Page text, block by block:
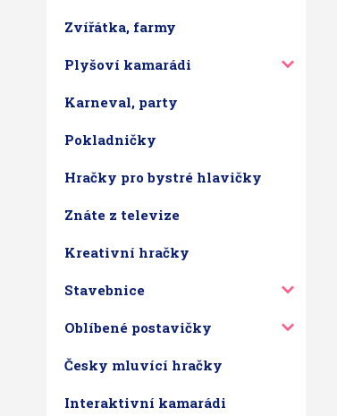
Zvířátka, farmy
Plyšoví kamarádi
Karneval, party
Pokladničky
Hračky pro bystré hlavičky
Znáte z televize
Kreativní hračky
Stavebnice
Oblíbené postavičky
Česky mluvící hračky
Interaktivní kamarádi